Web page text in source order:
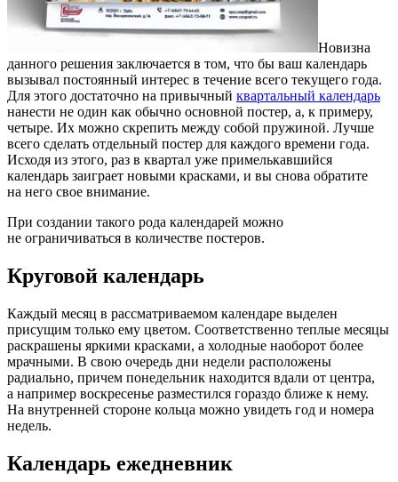
Новизна
данного решения заключается в том, что бы ваш календарь
вызывал постоянный интерес в течение всего текущего года.
Для этого достаточно на привычный квартальный календарь
нанести не один как обычно основной постер, а, к примеру,
четыре. Их можно скрепить между собой пружиной. Лучше
всего сделать отдельный постер для каждого времени года.
Исходя из этого, раз в квартал уже примелькавшийся
календарь заиграет новыми красками, и вы снова обратите
на него свое внимание.
При создании такого рода календарей можно
не ограничиваться в количестве постеров.
Круговой календарь
Каждый месяц в рассматриваемом календаре выделен
присущим только ему цветом. Соответственно теплые месяцы
раскрашены яркими красками, а холодные наоборот более
мрачными. В свою очередь дни недели расположены
радиально, причем понедельник находится вдали от центра,
а например воскресенье разместился гораздо ближе к нему.
На внутренней стороне кольца можно увидеть год и номера
недель.
Календарь ежедневник